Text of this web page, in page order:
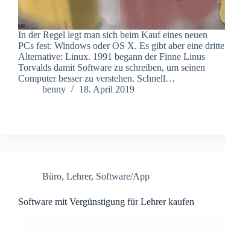
In der Regel legt man sich beim Kauf eines neuen
PCs fest: Windows oder OS X. Es gibt aber eine dritte
Alternative: Linux. 1991 begann der Finne Linus
Torvalds damit Software zu schreiben, um seinen
Computer besser zu verstehen. Schnell…
benny
18. April 2019
Büro, Lehrer, Software/App
Software mit Vergünstigung für Lehrer kaufen